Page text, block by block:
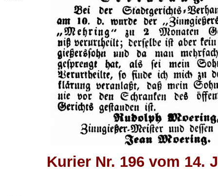
Kurier Nr. 196 vom 14.